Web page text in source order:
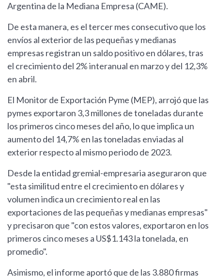
Argentina de la Mediana Empresa (CAME).
De esta manera, es el tercer mes consecutivo que los
envíos al exterior de las pequeñas y medianas
empresas registran un saldo positivo en dólares, tras
el crecimiento del 2% interanual en marzo y del 12,3%
en abril.
El Monitor de Exportación Pyme (MEP), arrojó que las
pymes exportaron 3,3 millones de toneladas durante
los primeros cinco meses del año, lo que implica un
aumento del 14,7% en las toneladas enviadas al
exterior respecto al mismo periodo de 2023.
Desde la entidad gremial-empresaria aseguraron que
"esta similitud entre el crecimiento en dólares y
volumen indica un crecimiento real en las
exportaciones de las pequeñas y medianas empresas"
y precisaron que "con estos valores, exportaron en los
primeros cinco meses a US$1.143 la tonelada, en
promedio".
Asimismo, el informe aportó que de las 3.880 firmas